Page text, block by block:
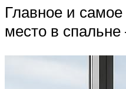
Главное и
место в спальне